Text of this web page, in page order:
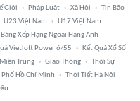
Giới Pháp Luật Xã Hội
Tin Bão
U23 Việt Nam
U17 Việt Nam
Bảng Xếp Hạng Ngoại Hạng Anh
Vietlott Power 6/55
Kết Quả Xổ Số
Trung Giao Thông
Thời Sự
Hồ Chí Minh
Thời Tiết Hà Nội